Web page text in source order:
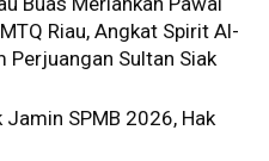
Riau, Angkat Spirit Al-
Perjuangan Sultan Siak
Jamin SPMB 2026, Hak